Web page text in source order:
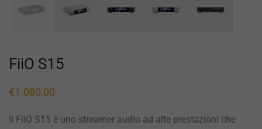
FiiO S15
€1.080,00
Il FiiO S15 è uno streamer audio ad alte prestazioni che